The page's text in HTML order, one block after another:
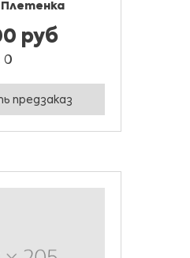
Плетенка
руб
0
предзаказ